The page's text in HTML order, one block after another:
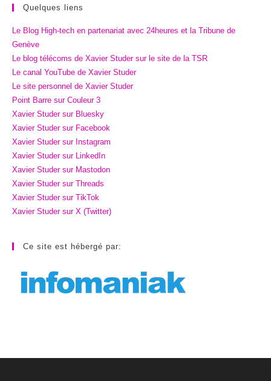
Quelques liens
Le Blog High-tech en partenariat avec 24heures et la Tribune de
Genève
Le blog télécoms de Xavier Studer sur le site de la TSR
Le canal YouTube de Xavier Studer
Le site personnel de Xavier Studer
Point Barre sur Couleur 3
Xavier Studer sur Bluesky
Xavier Studer sur Facebook
Xavier Studer sur Instagram
Xavier Studer sur LinkedIn
Xavier Studer sur Mastodon
Xavier Studer sur Threads
Xavier Studer sur TikTok
Xavier Studer sur X (Twitter)
Ce site est hébergé par: